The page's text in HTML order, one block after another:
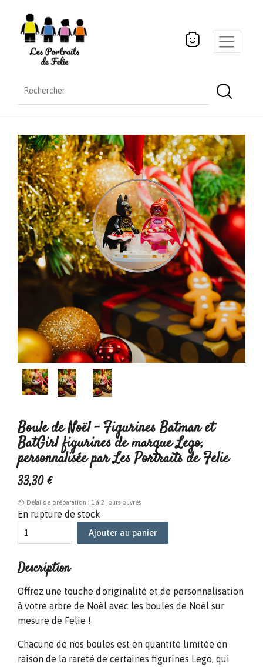
Boule de Noël - Figurines Batman et
BatGirl figurines de marque Lego,
personnalisée par Les Portraits de Felie
33,30 €
📦 Délai de préparation : 1 à 2 jours ouvrés
En rupture de stock
Ajouter au panier
Description
Offrez une touche d'originalité et de personnalisation
à votre arbre de Noël avec les boules de Noël sur
mesure de Felie !
Chacune de nos boules est en quantité limitée en
raison de la rareté de certaines figurines Lego, qui